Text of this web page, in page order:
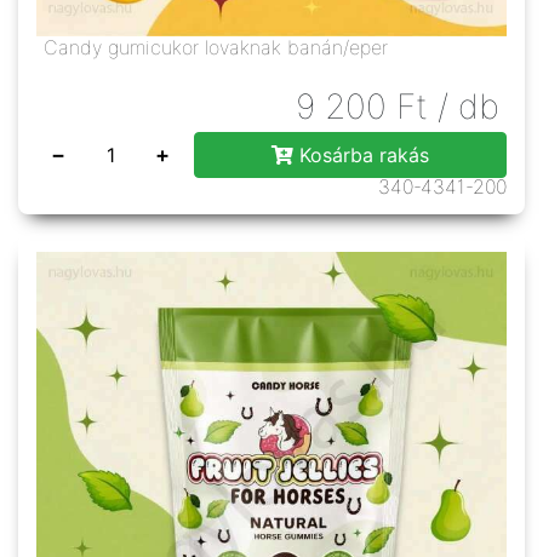
Candy gumicukor lovaknak banán/eper
9 200 Ft / db
− +
Kosárba rakás
340-4341-200